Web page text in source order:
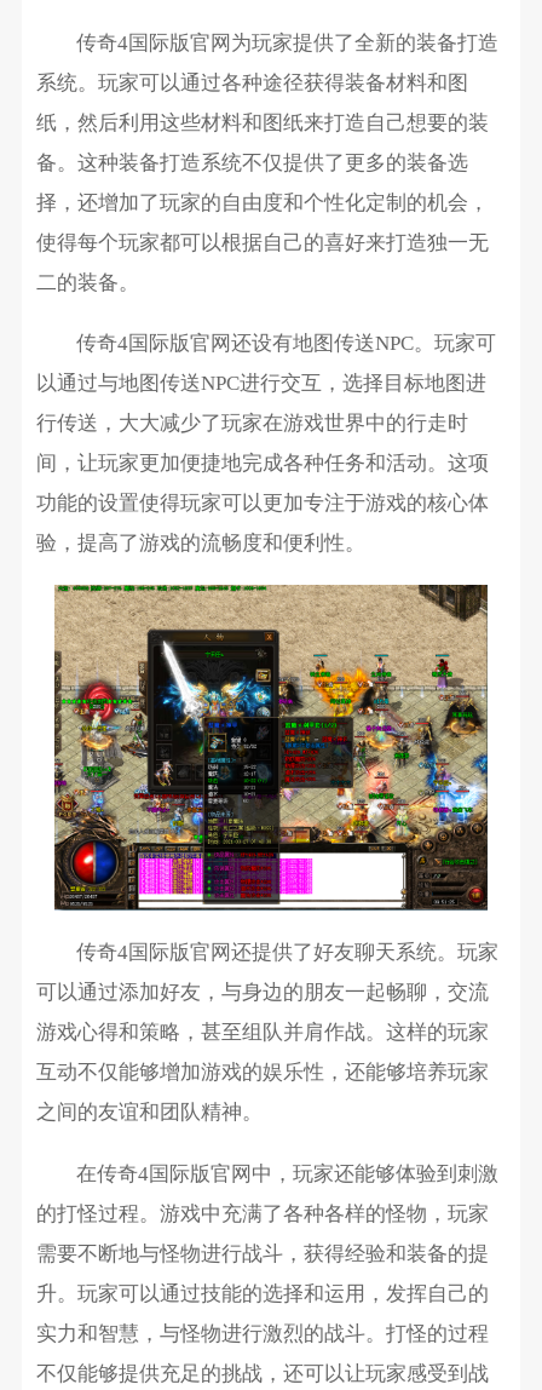
传奇4国际版官网为玩家提供了全新的装备打造
系统。玩家可以通过各种途径获得装备材料和图
纸，然后利用这些材料和图纸来打造自己想要的装
备。这种装备打造系统不仅提供了更多的装备选
择，还增加了玩家的自由度和个性化定制的机会，
使得每个玩家都可以根据自己的喜好来打造独一无
二的装备。
传奇4国际版官网还设有地图传送NPC。玩家可
以通过与地图传送NPC进行交互，选择目标地图进
行传送，大大减少了玩家在游戏世界中的行走时
间，让玩家更加便捷地完成各种任务和活动。这项
功能的设置使得玩家可以更加专注于游戏的核心体
验，提高了游戏的流畅度和便利性。
传奇4国际版官网还提供了好友聊天系统。玩家
可以通过添加好友，与身边的朋友一起畅聊，交流
游戏心得和策略，甚至组队并肩作战。这样的玩家
互动不仅能够增加游戏的娱乐性，还能够培养玩家
之间的友谊和团队精神。
在传奇4国际版官网中，玩家还能够体验到刺激
的打怪过程。游戏中充满了各种各样的怪物，玩家
需要不断地与怪物进行战斗，获得经验和装备的提
升。玩家可以通过技能的选择和运用，发挥自己的
实力和智慧，与怪物进行激烈的战斗。打怪的过程
不仅能够提供充足的挑战，还可以让玩家感受到战